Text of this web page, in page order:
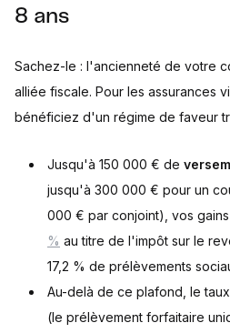
8 ans
Sachez-le : l'ancienneté de votre
alliée fiscale. Pour les assurances
bénéficiez d'un régime de faveur
Jusqu'à 150 000 € de
jusqu'à 300 000 € pour un
000 € par conjoint), vos
% au titre de l'impôt sur le
17,2 % de prélèvements
Au-delà de ce plafond, le
(le prélèvement forfaitaire